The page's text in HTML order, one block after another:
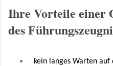
Ihre Vorteile einer
des
kein langes Warten auf